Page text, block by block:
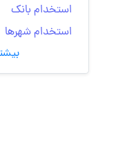
استخدام بانک
استخدام شهرها
انتخاب مسیر
به‌روزرسانی‌های